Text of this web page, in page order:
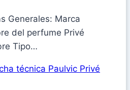
Generales: Marca
del perfume Privé
Tipo…
técnica Paulvic Privé